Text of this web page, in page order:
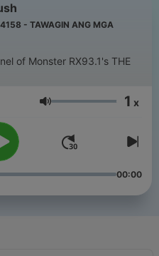
4158 - TAWAGIN ANG MGA
of Monster RX93.1's THE
Volumen 1 x
00:00